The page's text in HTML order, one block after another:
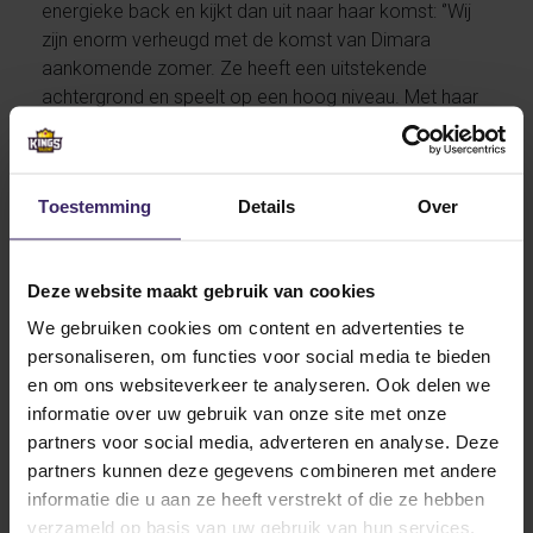
Toestemming Details Over
Deze website maakt gebruik van cookies
We gebruiken cookies om content en advertenties te
personaliseren, om functies voor social media te bieden
en om ons websiteverkeer te analyseren. Ook delen we
informatie over uw gebruik van onze site met onze
partners voor social media, adverteren en analyse. Deze
partners kunnen deze gegevens combineren met andere
informatie die u aan ze heeft verstrekt of die ze hebben
verzameld op basis van uw gebruik van hun services.
energieke back en kijkt dan uit naar haar komst: ‘’Wij
zijn enorm verheugd met de komst van Dimara
aankomende zomer. Ze heeft een uitstekende
achtergrond en speelt op een hoog niveau. Met haar
technische en tactische kwaliteiten verwachten wij
dat ze gelijk van grote waarde zal zijn. Ze is het type
nationale titel brengt’’.
Amerika komende zomer, zal in Oklahoma vergezeld
seizoen maakten zowel
de overstap naar USAO, terwijl ook het men’s
soccer team drie Nederlandse talenten in zijn
gelederen heeft, te weten
Sean Mook
Wij zullen de verrichtingen van de Drovers nauwlettend